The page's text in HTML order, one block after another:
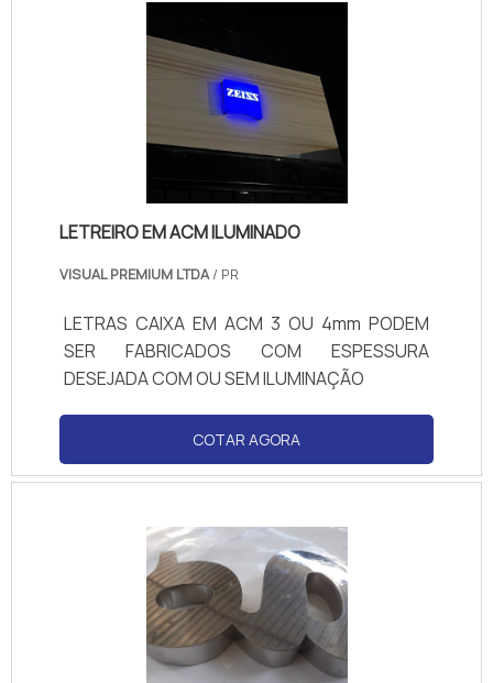
LETREIRO EM ACM ILUMINADO
VISUAL PREMIUM LTDA/ PR
LETRAS CAIXA EM ACM 3 OU 4mm PODEM
SER FABRICADOS COM ESPESSURA
DESEJADA COM OU SEM ILUMINAÇÃO
COTAR AGORA